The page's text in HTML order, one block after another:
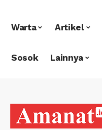
Warta Artikel
Sosok Lainnya